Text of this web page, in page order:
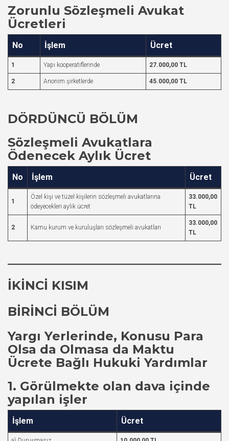
Zorunlu Sözleşmeli Avukat
Ücretleri
No İşlem Ücret
1 Yapı kooperatiflerinde 27.000,00 TL
2 Anonim şirketlerde 45.000,00 TL
DÖRDÜNCÜ BÖLÜM
Sözleşmeli Avukatlara
Ödenecek Aylık Ücret
No İşlem Ücret
1
Özel kişi ve tüzel kişilerin sözleşmeli avukatlarına
ödeyecekleri aylık ücret
33.000,00
TL
2 Kamu kurum ve kuruluşları sözleşmeli avukatları
33.000,00
TL
İKİNCİ KISIM
BİRİNCİ BÖLÜM
Yargı Yerlerinde, Konusu Para
Olsa da Olmasa da Maktu
Ücrete Bağlı Hukuki Yardımlar
1. Görülmekte olan dava içinde
yapılan işler
İşlem Ücret